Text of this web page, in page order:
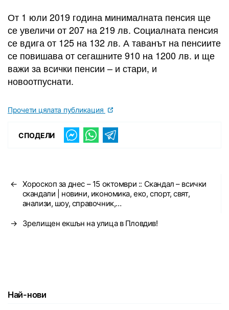
От 1 юли 2019 година минималната пенсия ще
се увеличи от 207 на 219 лв. Социалната пенсия
се вдига от 125 на 132 лв. А таванът на пенсиите
се повишава от сегашните 910 на 1200 лв. и ще
важи за всички пенсии – и стари, и
новоотпуснати.
Прочети цялата публикация
СПОДЕЛИ
← Хороскоп за днес – 15 октомври :: Скандал – всички
скандали | новини, икономика, еко, спорт, свят,
анализи, шоу, справочник,…
→ Зрелищен екшън на улица в Пловдив!
Най-нови